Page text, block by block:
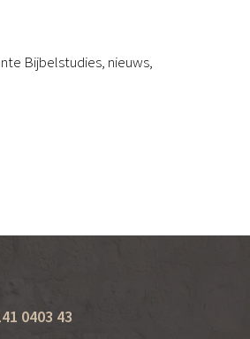
Bijbelstudies, nieuws,
0403 43